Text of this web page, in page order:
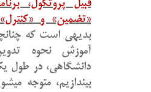
قبیل پروتکول،
«تضمین» و
بدیهی است که
آموزش نحوه
دانشگاهی، در طول
بیندازیم، متوجه